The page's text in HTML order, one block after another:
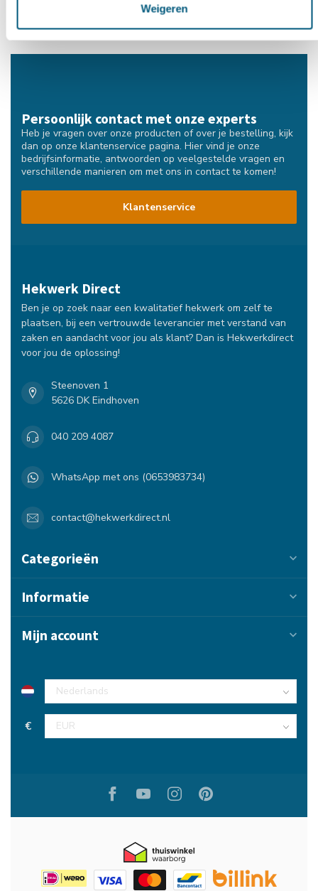
Weigeren
Persoonlijk contact met onze experts
Heb je vragen over onze producten of over je bestelling, kijk
dan op onze klantenservice pagina. Hier vind je onze
bedrijfsinformatie, antwoorden op veelgestelde vragen en
verschillende manieren om met ons in contact te komen!
Klantenservice
Hekwerk Direct
Ben je op zoek naar een kwalitatief hekwerk om zelf te
plaatsen, bij een vertrouwde leverancier met verstand van
zaken en aandacht voor jou als klant? Dan is Hekwerkdirect
voor jou de oplossing!
Steenoven 1
5626 DK Eindhoven
040 209 4087
WhatsApp met ons (0653983734)
contact@hekwerkdirect.nl
Categorieën
Informatie
Mijn account
€